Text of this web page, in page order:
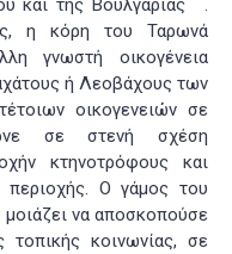
και της Βουλγαρίας
.
η κόρη του Ταρωνά
γνωστή οικογένεια
ή Λεοβάχους των
οικογενειών σε
σε στενή σχέση
κτηνοτρόφους και
περιοχής. Ο γάμος του
να αποσκοπούσε
τοπικής κοινωνίας, σε